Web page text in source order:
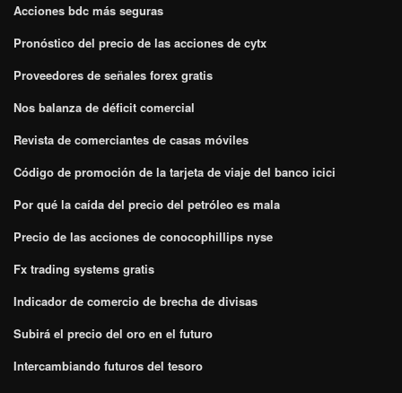
Acciones bdc más seguras
Pronóstico del precio de las acciones de cytx
Proveedores de señales forex gratis
Nos balanza de déficit comercial
Revista de comerciantes de casas móviles
Código de promoción de la tarjeta de viaje del banco icici
Por qué la caída del precio del petróleo es mala
Precio de las acciones de conocophillips nyse
Fx trading systems gratis
Indicador de comercio de brecha de divisas
Subirá el precio del oro en el futuro
Intercambiando futuros del tesoro